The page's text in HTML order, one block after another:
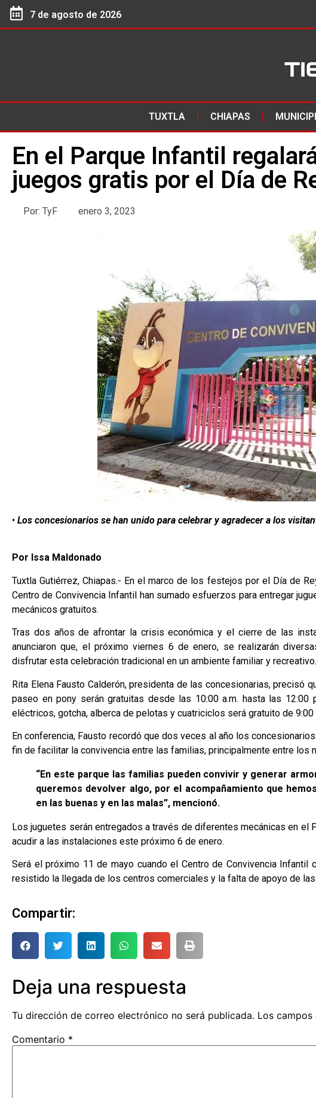
7 de agosto de 2026
TUXTLA CHIAPAS
En el Parque Infantil
juegos gratis por el Día de
Por: TyF enero 3, 2023
• Los concesionarios se han unido para celebrar y agradecer a los
Por Issa Maldonado
Tuxtla Gutiérrez, Chiapas.- En el marco de los festejos por el Día de
Centro de Convivencia Infantil han sumado esfuerzos para entregar
mecánicos gratuitos.
Tras dos años de afrontar la crisis económica y el cierre de las
anunciaron que, el próximo viernes 6 de enero, se realizarán
disfrutar esta celebración tradicional en un ambiente familiar y recreativo.
Rita Elena Fausto Calderón, presidenta de las concesionarias,
paseo en pony serán gratuitas desde las 10:00 a.m. hasta las
eléctricos, gotcha, alberca de pelotas y cuatriciclos será gratuito de 9:00
En conferencia, Fausto recordó que dos veces al año los
fin de facilitar la convivencia entre las familias, principalmente entre los
“En este parque las familias pueden convivir y generar
queremos devolver algo, por el acompañamiento que
en las buenas y en las malas”, mencionó.
Los juguetes serán entregados a través de diferentes mecánicas en el
acudir a las instalaciones este próximo 6 de enero.
Será el próximo 11 de mayo cuando el Centro de Convivencia
resistido la llegada de los centros comerciales y la falta de apoyo de
Compartir:
Deja una respuesta
Tu dirección de correo electrónico no será publicada. Los
Comentario *